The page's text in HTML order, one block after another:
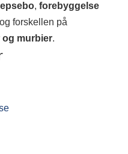
, forebyggelse
forskellen på
og murbier.